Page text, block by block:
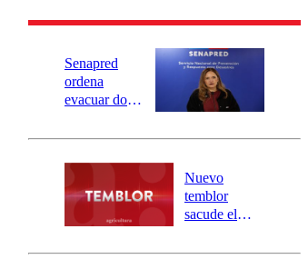
Senapred
ordena
evacuar dos
Carahue por
río Damas:
activa
mensajería
SAE
Nuevo
temblor
sacude el
revisa la